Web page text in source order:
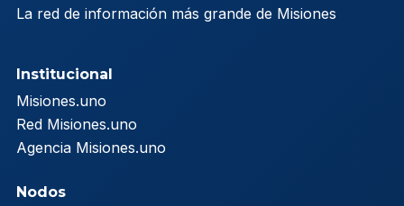
La red de información más grande de Misiones
Institucional
Misiones.uno
Red Misiones.uno
Agencia Misiones.uno
Nodos